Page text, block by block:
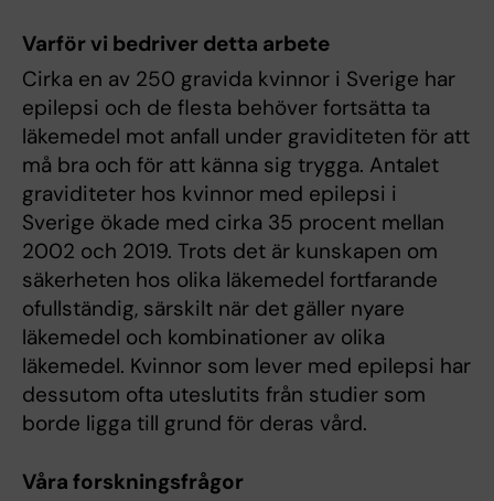
Varför vi bedriver detta arbete
Cirka en av 250 gravida kvinnor i Sverige har
epilepsi och de flesta behöver fortsätta ta
läkemedel mot anfall under graviditeten för att
må bra och för att känna sig trygga. Antalet
graviditeter hos kvinnor med epilepsi i
Sverige ökade med cirka 35 procent mellan
2002 och 2019. Trots det är kunskapen om
säkerheten hos olika läkemedel fortfarande
ofullständig, särskilt när det gäller nyare
läkemedel och kombinationer av olika
läkemedel. Kvinnor som lever med epilepsi har
dessutom ofta uteslutits från studier som
borde ligga till grund för deras vård.
Våra forskningsfrågor